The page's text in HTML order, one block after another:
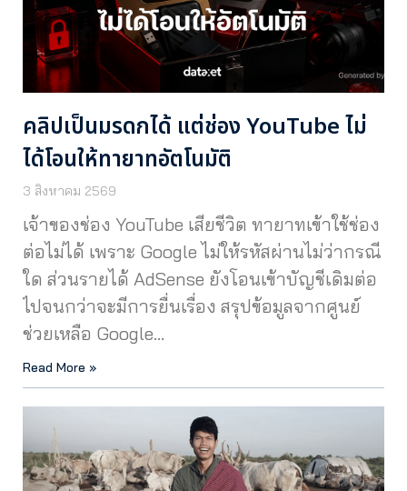
คลิปเป็นมรดกได้ แต่ช่อง YouTube ไม่
ได้โอนให้ทายาทอัตโนมัติ
3 สิงหาคม 2569
เจ้าของช่อง YouTube เสียชีวิต ทายาทเข้าใช้ช่อง
ต่อไม่ได้ เพราะ Google ไม่ให้รหัสผ่านไม่ว่ากรณี
ใด ส่วนรายได้ AdSense ยังโอนเข้าบัญชีเดิมต่อ
ไปจนกว่าจะมีการยื่นเรื่อง สรุปข้อมูลจากศูนย์
ช่วยเหลือ Google…
Read More »